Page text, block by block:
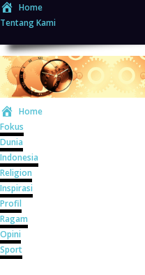
Home
Tentang Kami
Home
Fokus
Dunia
Indonesia
Religion
Inspirasi
Profil
Ragam
Opini
Sport